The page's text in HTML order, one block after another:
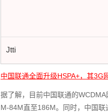
Jtti
中国联通全面升级HSPA+，其
据了解，目前中国联通的WCDMA
M-84M直至186M。同时，中国联